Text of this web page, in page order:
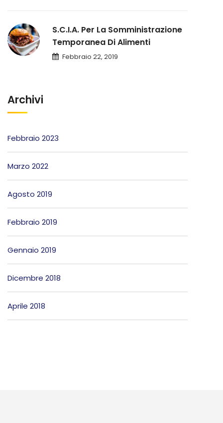
S.C.I.A. Per La Somministrazione
Temporanea Di Alimenti
Febbraio 22, 2019
Archivi
Febbraio 2023
Marzo 2022
Agosto 2019
Febbraio 2019
Gennaio 2019
Dicembre 2018
Aprile 2018